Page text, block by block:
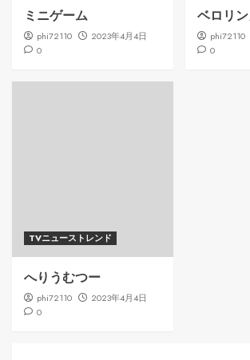
ミニゲーム
phi72110
2023年4月4日
0
ベロリ
phi72110
0
TVニューストレンド
へりうむつー
phi72110
2023年4月4日
0